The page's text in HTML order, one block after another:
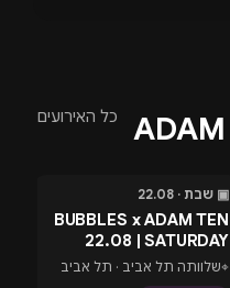
כל האירועים
בעוד 15 ימים
▣ שבת · 22.08
BUBBLES x ADAM TEN
22.08 | SATURDAY
⌖שלוותה תל אביב · תל אביב